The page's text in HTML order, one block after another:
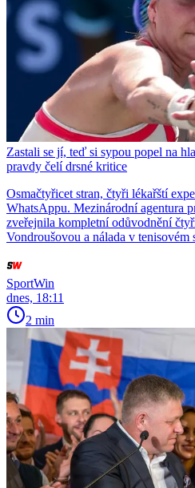
Zastali se jí, teď si sypou popel na
pravdy čelí drsné kritice
Osmačtyřicet stran, čtyři lékařští
WhatsAppu. Mezinárodní agentura
zveřejnila kompletní odůvodnění
Vondroušovou a nálada v tenisovém
SportWin
dnes, 18:11
2 min